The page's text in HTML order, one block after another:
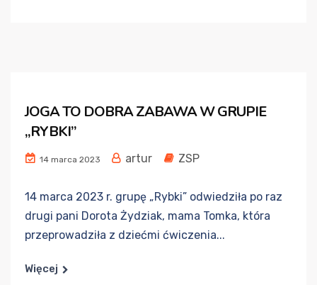
JOGA TO DOBRA ZABAWA W GRUPIE
„RYBKI”
14 marca 2023 artur ZSP
14 marca 2023 r. grupę „Rybki” odwiedziła po raz
drugi pani Dorota Żydziak, mama Tomka, która
przeprowadziła z dziećmi ćwiczenia...
Więcej